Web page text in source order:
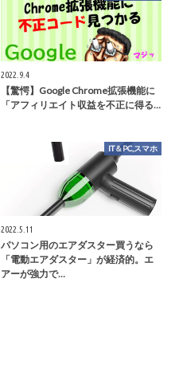
2022.9.4
【驚愕】Google Chrome拡張機能に
「アフィリエイト収益を不正に得る…
IT＆PC,スマホ
2022.5.11
パソコン用のエアダスター買うなら
「電動エアダスター」が経済的。エ
アーが強力で…